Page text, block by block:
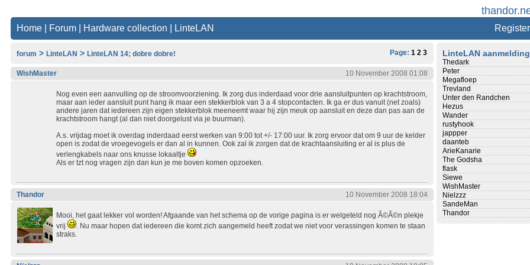
Home Forum Hardware collection LinteLAN Register
forum > LinteLAN > LinteLAN 14; dobre dobre! Page: 1 2 3
WishMaster 10 November 2008 01:08
Nog even een aanvulling op de stroomvoorziening. Ik zorg dus inderdaad voor drie aansluitpunten op krachtstroom,
maar aan ieder aansluit punt hang ik maar een stekkerblok van 3 a 4 stopcontacten. Ik ga er dus vanuit (net zoals)
andere jaren dat iedereen zijn eigen stekkerblok meeneemt waar hij zijn meuk op aansluit en deze dan pas aan de
krachtstroom hangt (al dan niet doorgelust via je buurman).
A.s. vrijdag moet ik overdag inderdaad eerst werken van 9:00 tot +/- 17:00 uur. Ik zorg ervoor dat om 9 uur de kelder
open is zodat de vroegevogels er dan al in kunnen. Ook zal ik zorgen dat de krachtaansluiting er al is plus de
verlengkabels naar ons knusse lokaaltje
Als er tzt nog vragen zijn dan kun je me boven komen opzoeken.
Thandor 10 November 2008 18:04
Mooi, het gaat lekker vol worden! Afgaande van het schema op de vorige pagina is er welgeteld nog Ã©Ã©n plekje
vrij
. Nu maar hopen dat iedereen die komt zich aangemeld heeft zodat we niet voor verassingen komen te staan
straks.
LinteLAN
Thedark
Peter
Megafloep
Trevland
Unter den Randchen
Hezus
Wander
rustyhook
jappper
daanteb
ArieKanarie
The Godsha
flask
Siewe
WishMaster
Nielzzz
SandeMan
Thandor